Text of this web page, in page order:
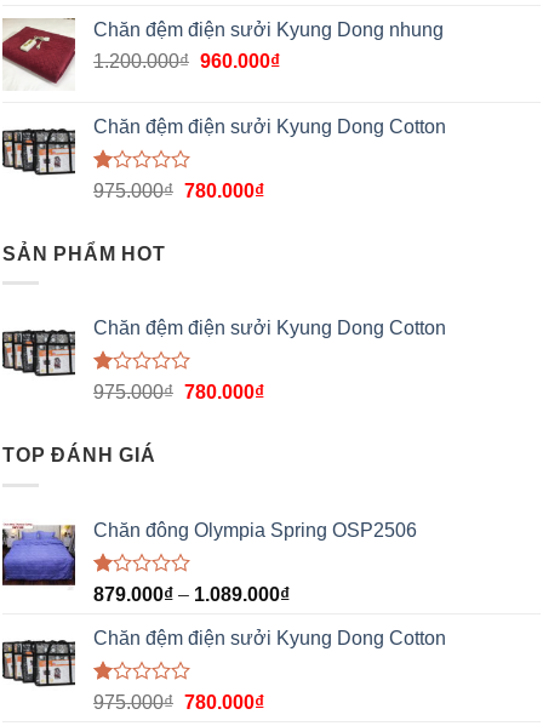
Chăn đệm điện sưởi Kyung Dong nhung
1.200.000₫ 960.000₫
Chăn đệm điện sưởi Kyung Dong Cotton
Được
1.00
5
975.000₫ 780.000₫
SẢN PHẨM HOT
Chăn đệm điện sưởi Kyung Dong Cotton
Được
1.00
5
975.000₫ 780.000₫
TOP ĐÁNH GIÁ
Chăn đông Olympia Spring OSP2506
Được
hạng
1.00
5
879.000₫ – 1.089.000₫
Chăn đệm điện sưởi Kyung Dong Cotton
Được
975.000₫ 780.000₫